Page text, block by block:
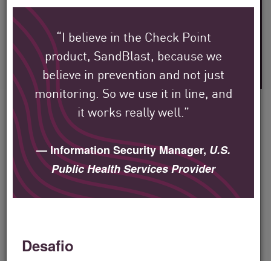
“I believe in the Check Point
product, SandBlast, because we
believe in prevention and not just
monitoring. So we use it in line, and
it works really well.”
— Information Security Manager, U.S.
Public Health Services Provider
Desafio
Mais de
30
anos de experiência no setor
Veja como os clientes
globais da Check Point
estão protegendo seu